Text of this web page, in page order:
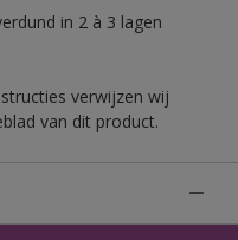
in 2 à 3 lagen
verwijzen wij
van dit product.